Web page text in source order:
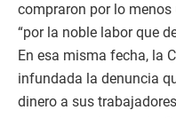
compraron por lo
“por la noble labor que
En esa misma fecha, la
infundada la denuncia
dinero a sus